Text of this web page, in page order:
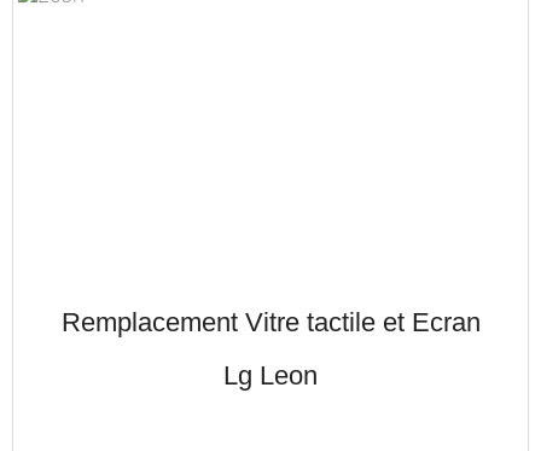
Remplacement Vitre tactile et Ecran
Lg Leon